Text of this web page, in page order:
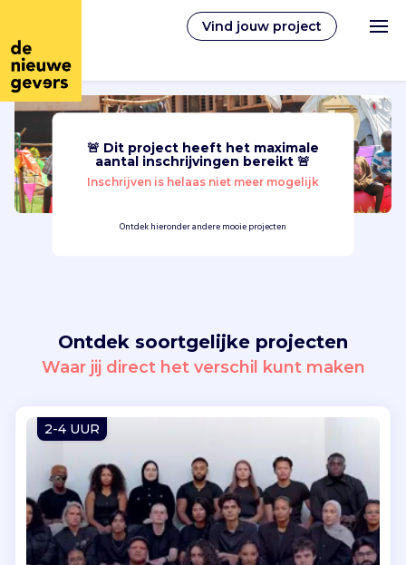
Vind jouw project
Nederlands
Vrijwilligerswerk
Vind jouw project
Inloggen
🚨 Dit project heeft het maximale
aantal inschrijvingen bereikt 🚨
Inschrijven is helaas niet meer mogelijk
Ontdek hieronder andere mooie projecten
Ontdek soortgelijke projecten
Waar jij direct het verschil kunt maken
2-4 UUR